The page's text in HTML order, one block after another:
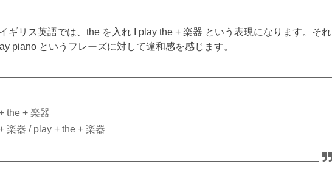
ギリス英語では、the を入れ I play the + 楽器 という表現になります。それ
piano というフレーズに対して違和感を感じます。
the + 楽器
楽器 / play + the + 楽器